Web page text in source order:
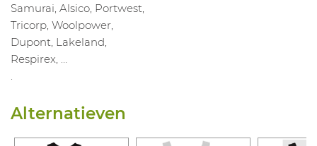
Samurai, Alsico, Portwest,
Tricorp, Woolpower,
Dupont, Lakeland,
Respirex, …
Alternatieven